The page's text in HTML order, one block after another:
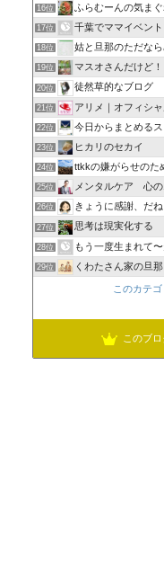
16位 ふらむーんの気ま
17位 千葉でママイベン
18位 姑と旦那のただな
19位 マスオさんだけど！
20位 徒然草的なブログ
21位 アリメ｜オフィシ
22位 今日からまとめるスリ
23位 ヒカリのセカイ
24位 ttkkの嫌がらせのた
25位 メンタルケア 心の
26位 きょうに感謝、だね
27位 思考は現実化する
28位 もう一度生まれて〜
29位 くわたさん家の旦
このカテ
このブ